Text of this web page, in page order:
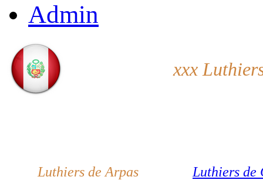
Admin
xxx
Luthiers de Arpas Luthiers de